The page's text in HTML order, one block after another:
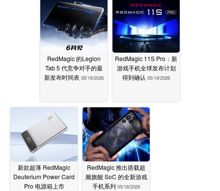
RedMagic 的Legion
Tab 5 代竞争对手的最
新发布时间表 05/19/2026
RedMagic 11S Pro：新
游戏手机全球发布计划
得到确认 05/19/2026
新款超薄 RedMagic
Deuterium Power Card
Pro 电源箱上市
RedMagic 推出搭载超
频旗舰 SoC 的全新游戏
手机系列 05/18/2026